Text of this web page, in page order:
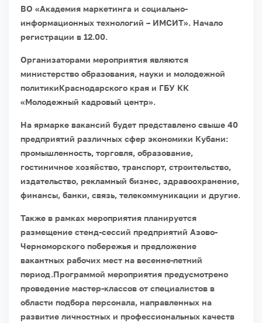
ВО «Академия маркетинга и социально-
информационных технологий – ИМСИТ». Начало
регистрации в 12.00.
Организаторами мероприятия являются
министерство образования, науки и молодежной
политикиКраснодарского края и ГБУ КК
«Молодежный кадровый центр».
На ярмарке вакансий будет представлено свыше 40
предприятий различных сфер экономики Кубани:
промышленность, торговля, образование,
гостиничное хозяйство, транспорт, строительство,
издательство, рекламный бизнес, здравоохранение,
финансы, банки, связь, телекоммуникации и другие.
Также в рамках мероприятия планируется
размещение стенд-сессий предприятий Азово-
Черноморского побережья и предложение
вакантных рабочих мест на весенне-летний
период.Программой мероприятия предусмотрено
проведение мастер-классов от специалистов в
области подбора персонала, направленных на
развитие личностных и профессиональных качеств